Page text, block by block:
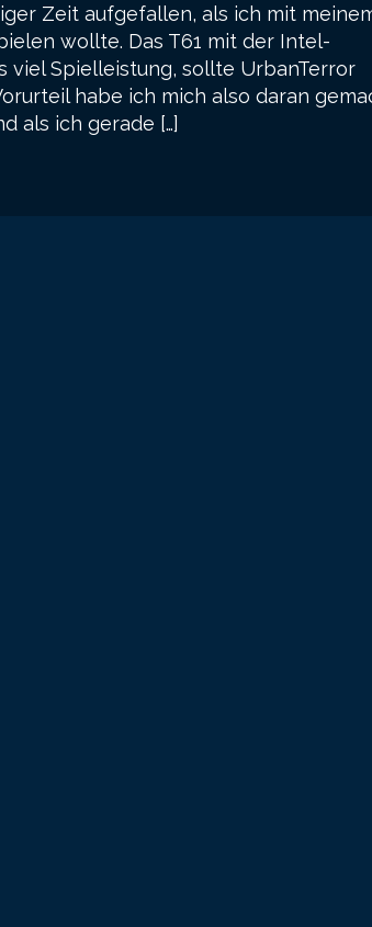
Zeit aufgefallen, als ich mit
wollte. Das T61 mit der Intel-
Spielleistung, sollte UrbanTerror
habe ich mich also daran
als ich gerade […]